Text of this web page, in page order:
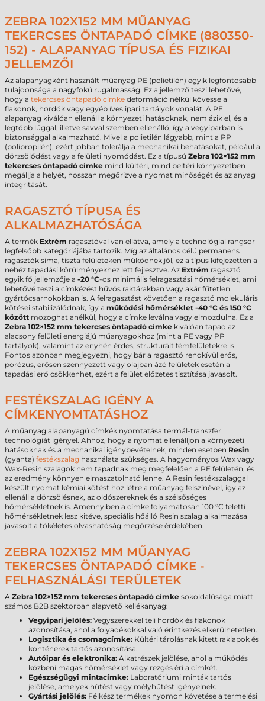
ZEBRA 102X152 MM MŰANYAG
TEKERCSES ÖNTAPADÓ CÍMKE (880350-
152) - ALAPANYAG TÍPUSA ÉS FIZIKAI
JELLEMZŐI
Az alapanyagként használt műanyag PE (polietilén) egyik legfontosabb
tulajdonsága a nagyfokú rugalmasság. Ez a jellemző teszi lehetővé,
hogy a tekercses öntapadó címke deformáció nélkül kövesse a
flakonok, hordók vagy egyéb íves ipari tartályok vonalát. A PE
alapanyag kiválóan ellenáll a környezeti hatásoknak, nem ázik el, és a
legtöbb lúggal, illetve savval szemben ellenálló, így a vegyiparban is
biztonsággal alkalmazható. Mivel a polietilén lágyabb, mint a PP
(polipropilén), ezért jobban tolerálja a mechanikai behatásokat, például a
dörzsölődést vagy a felületi nyomódást. Ez a típusú Zebra 102×152 mm
tekercses öntapadó címke mind kültéri, mind beltéri környezetben
megállja a helyét, hosszan megőrizve a nyomat minőségét és az anyag
integritását.
RAGASZTÓ TÍPUSA ÉS
ALKALMAZHATÓSÁGA
A termék Extrém ragasztóval van ellátva, amely a technológiai rangsor
legfelsőbb kategóriájába tartozik. Míg az általános célú permanens
ragasztók sima, tiszta felületeken működnek jól, ez a típus kifejezetten a
nehéz tapadási körülményekhez lett fejlesztve. Az Extrém ragasztó
egyik fő jellemzője a -20 °C-os minimális felragasztási hőmérséklet, ami
lehetővé teszi a címkézést hűvös raktárakban vagy akár fűtetlen
gyártócsarnokokban is. A felragasztást követően a ragasztó molekuláris
kötései stabilizálódnak, így a működési hőmérséklet -40 °C és 150 °C
között mozoghat anélkül, hogy a címke leválna vagy elmozdulna. Ez a
Zebra 102×152 mm tekercses öntapadó címke kiválóan tapad az
alacsony felületi energiájú műanyagokhoz (mint a PE vagy PP
tartályok), valamint az enyhén érdes, strukturált fémfelületekre is.
Fontos azonban megjegyezni, hogy bár a ragasztó rendkívül erős,
porózus, erősen szennyezett vagy olajban ázó felületek esetén a
tapadási erő csökkenhet, ezért a felület előzetes tisztítása javasolt.
FESTÉKSZALAG IGÉNY A
CÍMKENYOMTATÁSHOZ
A műanyag alapanyagú címkék nyomtatása termál-transzfer
technológiát igényel. Ahhoz, hogy a nyomat ellenálljon a környezeti
hatásoknak és a mechanikai igénybevételnek, minden esetben Resin
(gyanta) festékszalag használata szükséges. A hagyományos Wax vagy
Wax-Resin szalagok nem tapadnak meg megfelelően a PE felületén, és
az eredmény könnyen elmaszatolható lenne. A Resin festékszalaggal
készült nyomat kémiai kötést hoz létre a műanyag felszínével, így az
ellenáll a dörzsölésnek, az oldószereknek és a szélsőséges
hőmérsékletnek is. Amennyiben a címke folyamatosan 100 °C feletti
hőmérsékletnek lesz kitéve, speciális hőálló Resin szalag alkalmazása
javasolt a tökéletes olvashatóság megőrzése érdekében.
ZEBRA 102X152 MM MŰANYAG
TEKERCSES ÖNTAPADÓ CÍMKE -
FELHASZNÁLÁSI TERÜLETEK
A Zebra 102×152 mm tekercses öntapadó címke sokoldalúsága miatt
számos B2B szektorban alapvető kellékanyag:
Vegyipari jelölés: Vegyszerekkel teli hordók és flakonok
azonosítása, ahol a folyadékokkal való érintkezés elkerülhetetlen.
Logisztika és csomagcímke: Kültéri tárolásnak kitett raklapok és
konténerek tartós azonosítása.
Autóipar és elektronika: Alkatrészek jelölése, ahol a működés
közbeni magas hőmérséklet vagy rezgés éri a címkét.
Egészségügyi mintacímke: Laboratóriumi minták tartós
jelölése, amelyek hűtést vagy mélyhűtést igényelnek.
Gyártási jelölés: Félkész termékek nyomon követése a termelési